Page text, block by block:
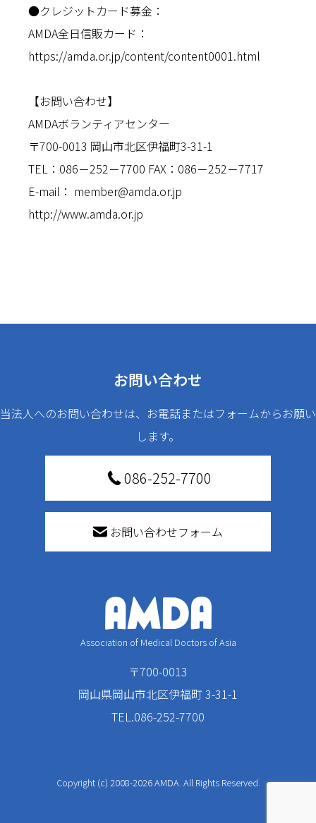
●クレジットカード募金：
AMDA全日信販カード：
https://amda.or.jp/content/content0001.html
【お問い合わせ】
AMDAボランティアセンター
〒700-0013 岡山市北区伊福町3-31-1
TEL：086－252－7700 FAX：086－252－7717
E-mail： member@amda.or.jp
http://www.amda.or.jp
お問い合わせ
当法人へのお問い合わせは、お電話またはフォームからお願い
します。
086-252-7700
お問い合わせフォーム
Association of Medical Doctors of Asia
〒700-0013
岡山県岡山市北区伊福町 3-31-1
TEL.086-252-7700
Copyright (c) 2008-2026 AMDA. All Rights Reserved.